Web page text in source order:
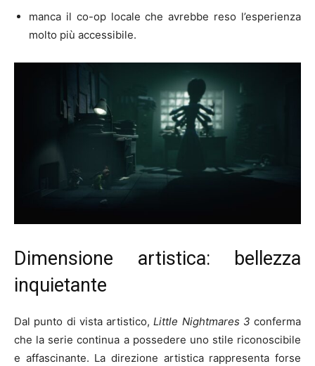
manca il co-op locale che avrebbe reso l’esperienza
molto più accessibile.
Dimensione artistica: bellezza
inquietante
Dal punto di vista artistico,Little Nightmares 3 conferma
che la serie continua a possedere uno stile riconoscibile
e affascinante. La direzione artistica rappresenta forse